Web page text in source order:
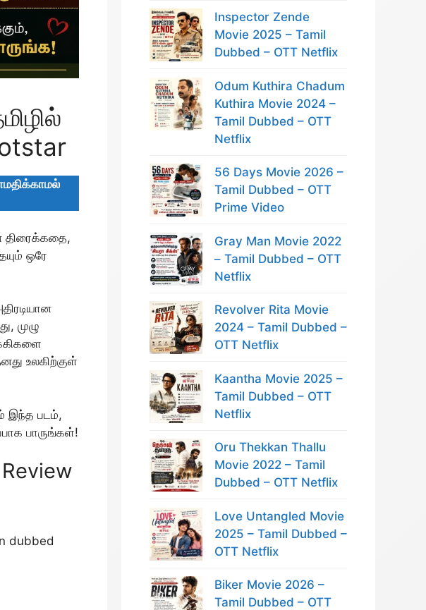
திரைக்கதை,
ஒரே
முழு
உலகிற்குள்
இந்த படம்,
பாருங்கள்!
dubbed
Inspector Zende
Movie 2025 – Tamil
Dubbed – OTT Netflix
Odum Kuthira Chadum
Kuthira Movie 2024 –
Tamil Dubbed – OTT
Netflix
56 Days Movie 2026 –
Tamil Dubbed – OTT
Prime Video
Gray Man Movie 2022
– Tamil Dubbed – OTT
Netflix
Revolver Rita Movie
2024 – Tamil Dubbed –
OTT Netflix
Kaantha Movie 2025 –
Tamil Dubbed – OTT
Netflix
Oru Thekkan Thallu
Movie 2022 – Tamil
Dubbed – OTT Netflix
Love Untangled Movie
2025 – Tamil Dubbed –
OTT Netflix
Biker Movie 2026 –
Tamil Dubbed – OTT